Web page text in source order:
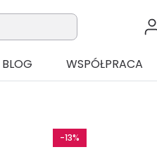
BLOG WSPÓŁPRACA
-13%